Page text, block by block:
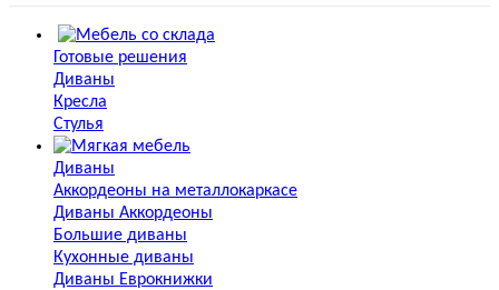
Готовые решения
Диваны
Кресла
Стулья
Диваны
Аккордеоны на металлокаркасе
Диваны Аккордеоны
Большие диваны
Кухонные диваны
Диваны Еврокнижки